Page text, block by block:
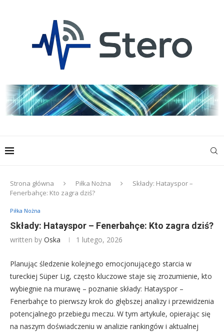
Strona główna Piłka Nożna
Składy: Hatayspor –
Fenerbahçe: Kto zagra dziś?
Piłka Nożna
Składy: Hatayspor – Fenerbahçe: Kto zagra dziś?
written by Oska 1 lutego, 2026
Planując śledzenie kolejnego emocjonującego starcia w
tureckiej Süper Lig, często kluczowe staje się zrozumienie, kto
wybiegnie na murawę – poznanie składy: Hatayspor –
Fenerbahçe to pierwszy krok do głębszej analizy i przewidzenia
potencjalnego przebiegu meczu. W tym artykule, opierając się
na naszym doświadczeniu w analizie rankingów i aktualnej